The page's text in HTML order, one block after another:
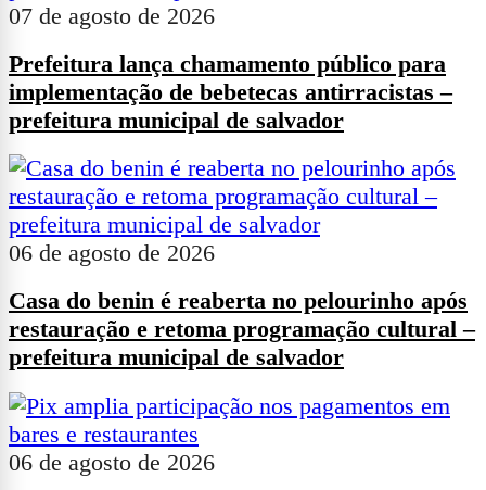
07 de agosto de 2026
Prefeitura lança chamamento público para
implementação de bebetecas antirracistas –
prefeitura municipal de salvador
06 de agosto de 2026
Casa do benin é reaberta no pelourinho após
restauração e retoma programação cultural –
prefeitura municipal de salvador
06 de agosto de 2026